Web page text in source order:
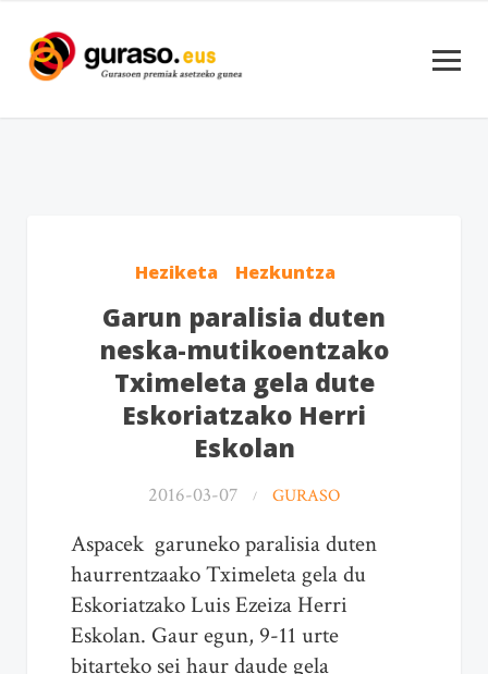
Heziketa Hezkuntza
Garun paralisia duten
neska-mutikoentzako
Tximeleta gela dute
Eskoriatzako Herri
Eskolan
2016-03-07 GURASO
Aspacek garuneko paralisia duten
haurrentzaako Tximeleta gela du
Eskoriatzako Luis Ezeiza Herri
Eskolan. Gaur egun, 9-11 urte
bitarteko sei haur daude gela